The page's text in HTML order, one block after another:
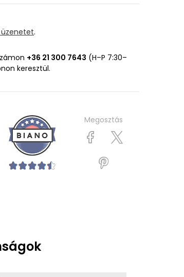
.
+36 21 300 7643 (H–P 7:30–
keresztül.
Megosztás